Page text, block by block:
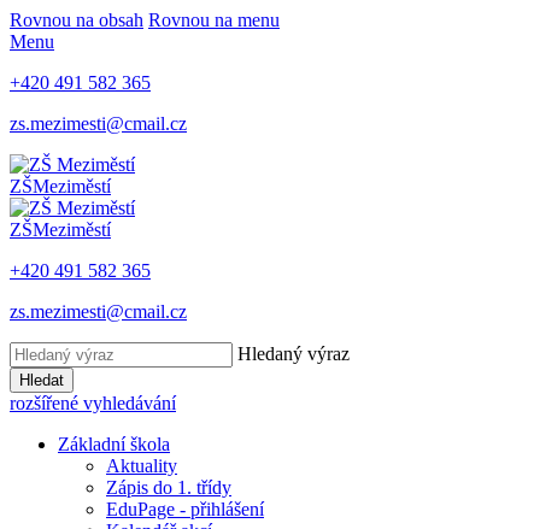
Rovnou na obsah Rovnou na menu
Menu
+420 491 582 365
zs.mezimesti@cmail.cz
ZŠMeziměstí
ZŠMeziměstí
+420 491 582 365
zs.mezimesti@cmail.cz
Hledaný výraz
Hledat
rozšířené vyhledávání
Základní škola
Aktuality
Zápis do 1. třídy
EduPage - přihlášení